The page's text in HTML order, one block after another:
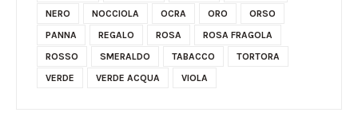
NERO
NOCCIOLA OCRA ORO
ORSO
PANNA
REGALO ROSA
ROSA FRAGOLA
ROSSO
SMERALDO TABACCO
TORTORA
VERDE
VERDE ACQUA VIOLA